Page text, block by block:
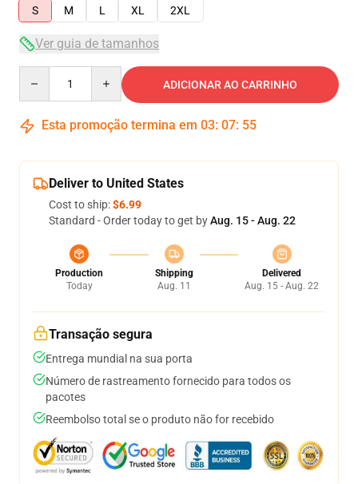
S
M L XL 2XL
Ver guia de tamanhos
ADICIONAR AO CARRINHO
Esta promoção termina em 03: 07: 54
Deliver to United States
Cost to ship:$6.99
Standard - Order today to get byAug. 15 - Aug. 22
Production
Today
Shipping
Aug. 11
Delivered
Aug. 15 - Aug. 22
Transação segura
Entrega mundial na sua porta
Número de rastreamento fornecido para todos os
pacotes
Reembolso total se o produto não for recebido